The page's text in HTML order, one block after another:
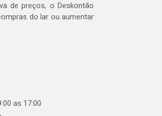
de preços, o Deskontão
do lar ou aumentar
as 17:00